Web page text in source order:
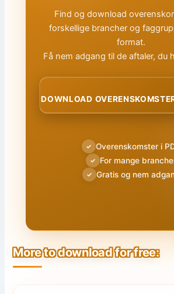
Find og download
forskellige brancher og
format.
Få nem adgang til de aftaler, du
DOWNLOAD
✓ Overenskomster i
✓ For mange
✓ Gratis og nem
More to download for free: